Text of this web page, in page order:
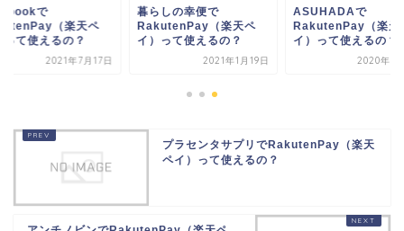
で
（楽天ペ
って使えるの？
2021年7月17日
暮らしの幸便で
RakutenPay（楽天ペ
イ）って使えるの？
2021年1月19日
ASUHADAで
RakutenPay（楽天
イ）って使えるの？
2020年8
プラセンタサプリでRakutenPay（楽天
ペイ）って使えるの？